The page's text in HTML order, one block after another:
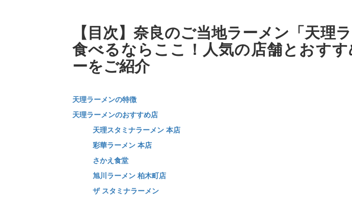
【目次】奈良のご当地ラーメン「天理ラ
食べるならここ！人気の店舗とおす
ーをご紹介
天理ラーメンの特徴
天理ラーメンのおすすめ店
天理スタミナラーメン 本店
彩華ラーメン 本店
さかえ食堂
旭川ラーメン 柏木町店
ザ スタミナラーメン